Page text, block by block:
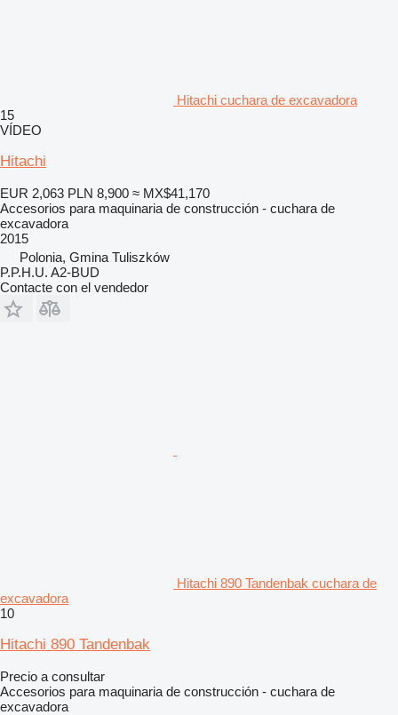
Hitachi cuchara de excavadora
15
VÍDEO
Hitachi
EUR 2,063 PLN 8,900 ≈ MX$41,170
Accesorios para maquinaria de construcción - cuchara de
excavadora
2015
Polonia, Gmina Tuliszków
P.P.H.U. A2-BUD
Contacte con el vendedor
Hitachi 890 Tandenbak cuchara de
excavadora
10
Hitachi 890 Tandenbak
Precio a consultar
Accesorios para maquinaria de construcción - cuchara de
excavadora